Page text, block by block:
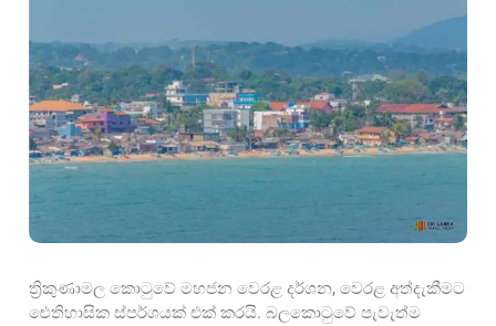
ත්‍රිකුණාමල කොටුවේ මහජන වෙරළ දර්ශන, වෙරළ අත්දැකීමට
ඓතිහාසික ස්පර්ශයක් එක් කරයි. බලකොටුවේ පැවැත්ම